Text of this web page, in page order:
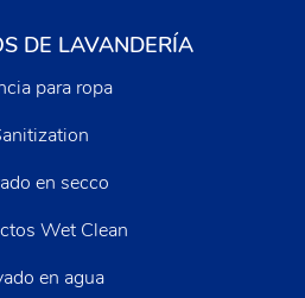
DE LAVANDERÍA
para ropa
en secco
Wet Clean
en agua